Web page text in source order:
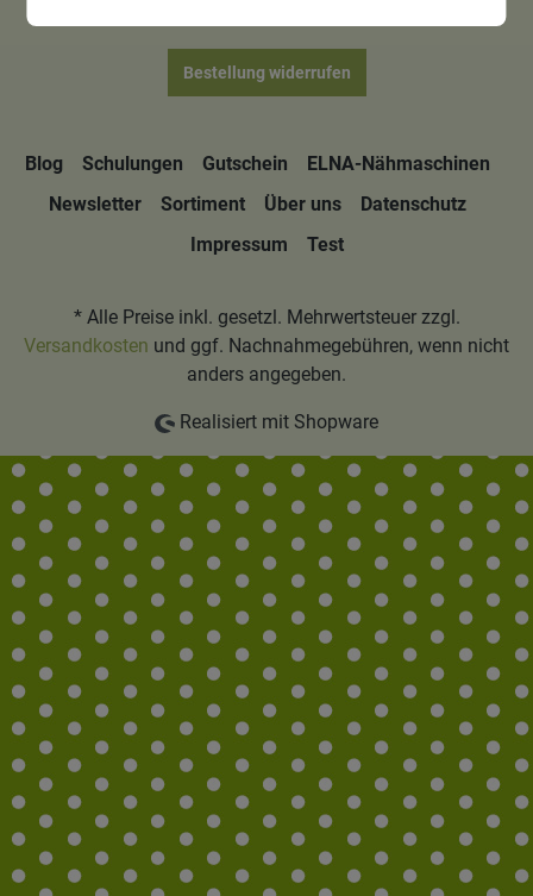
Bestellung widerrufen
Blog Schulungen Gutschein
ELNA-Nähmaschinen
Newsletter
Sortiment Über uns
Datenschutz
Impressum
Test
* Alle Preise inkl. gesetzl. Mehrwertsteuer zzgl.
Versandkosten und ggf. Nachnahmegebühren, wenn nicht
anders angegeben.
Realisiert mit Shopware